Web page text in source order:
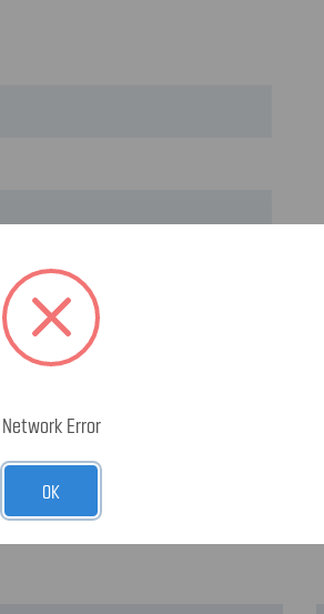
Network Error
OK